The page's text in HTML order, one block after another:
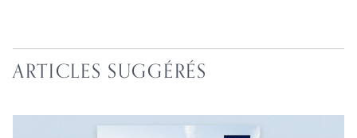
ARTICLES SUGGÉRÉS